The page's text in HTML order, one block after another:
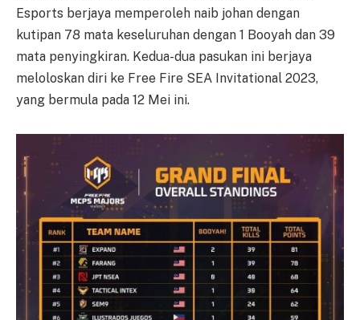
Esports berjaya memperoleh naib johan dengan
kutipan 78 mata keseluruhan dengan 1 Booyah dan 39
mata penyingkiran. Kedua-dua pasukan ini berjaya
meloloskan diri ke Free Fire SEA Invitational 2023,
yang bermula pada 12 Mei ini.